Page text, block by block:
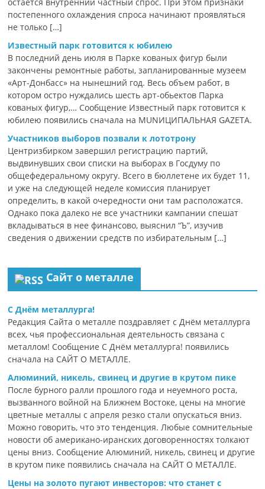
постепенного охлаждения спроса начинают проявляться
не только […]
Известный парк готовится к юбилею
В последний день июля в Парке кованых фигур были
закончены ремонтные работы, запланированные музеем
«Арт-Донбасс» на нынешний год. Весь объем работ, в
котором остро нуждались шесть арт-обьектов Парка
кованых фигур,… Сообщение Известный парк готовится к
юбилею появились сначала на MUNИЦИПАЛЬНАЯ GAZЕТА.
Участников выборов позвали к лототрону
Центризбирком завершил регистрацию партий,
выдвинувших свои списки на выборах в Госдуму по
общефедеральному округу. Всего в бюллетене их будет 11,
и уже на следующей неделе комиссия планирует
определить, в какой очередности они там расположатся.
Однако пока далеко не все участники кампании спешат
вкладываться в нее финансово, выяснил “Ъ”, изучив
сведения о движении средств по избирательным […]
Сайт о металле
С Днём металлурга!
Редакция Сайта о металле поздравляет с Днём металлурга
всех, чья профессиональная деятельность связана с
металлом! Сообщение С Днём металлурга! появились
сначала на САЙТ О МЕТАЛЛЕ.
Алюминий, никель, свинец и другие в крутом пике
После бурного ралли прошлого года и неуемного роста,
вызванного войной на Ближнем Востоке, цены на многие
цветные металлы с апреля резко стали опускаться вниз.
Можно говорить, что это тенденция. Любые сомнительные
новости об американо-иранских договоренностях толкают
цены вниз. Сообщение Алюминий, никель, свинец и другие
в крутом пике появились сначала на САЙТ О МЕТАЛЛЕ.
Цены на золото пугают инвесторов: что станет с